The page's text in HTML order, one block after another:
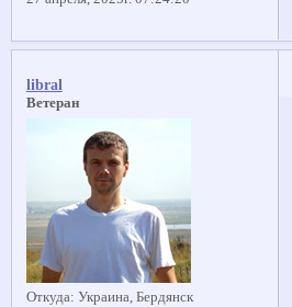
libral
Ветеран
Откуда: Украина, Бердянск